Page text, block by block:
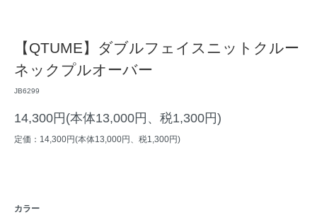
【QTUME】ダブルフェイスニットクルー
ネックプルオーバー
JB6299
14,300円(本体13,000円、税1,300円)
定価：14,300円(本体13,000円、税1,300円)
カラー